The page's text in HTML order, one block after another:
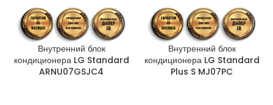
Внутренний блок
кондиционера LG Standard
ARNU07GSJC4
Внутренний блок
кондиционера LG Standard
Plus S MJ07PC